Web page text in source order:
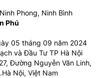
Phong, Ninh Bình
Phú
05 tháng 09 năm 2024
và Đầu Tư TP Hà Nội
Đường Nguyễn Văn Linh,
Nội, Việt Nam